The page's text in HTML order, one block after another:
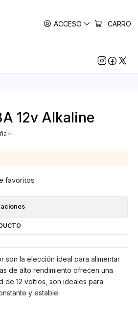
ACCESO CARRO
12v Alkaline
favoritos
son la elección ideal para alimentar
de alto rendimiento ofrecen una
12 voltios, son ideales para
y estable.